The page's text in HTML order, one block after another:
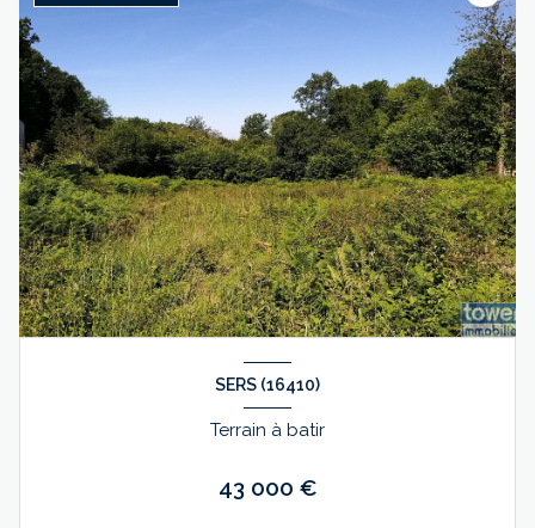
SERS (16410)
Terrain à batir
43 000 €